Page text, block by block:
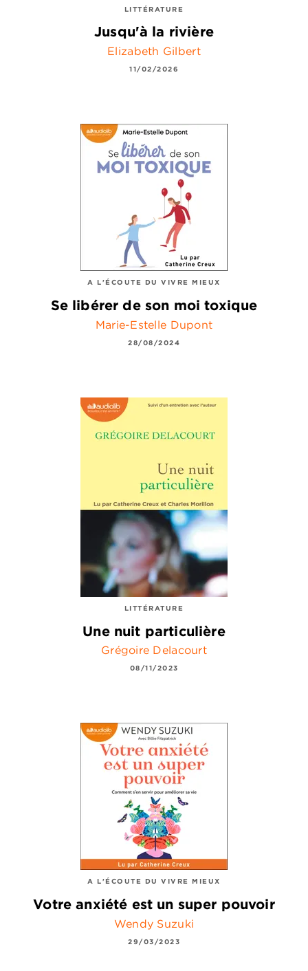
LITTÉRATURE
Jusqu'à la rivière
Elizabeth Gilbert
11/02/2026
A L'ÉCOUTE DU VIVRE MIEUX
Se libérer de son moi toxique
Marie-Estelle Dupont
28/08/2024
LITTÉRATURE
Une nuit particulière
Grégoire Delacourt
08/11/2023
A L'ÉCOUTE DU VIVRE MIEUX
Votre anxiété est un super pouvoir
Wendy Suzuki
29/03/2023